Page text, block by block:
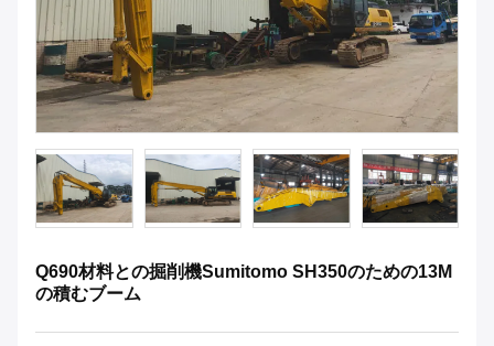
Q690材料との掘削機Sumitomo SH350のための13M
の積むブーム